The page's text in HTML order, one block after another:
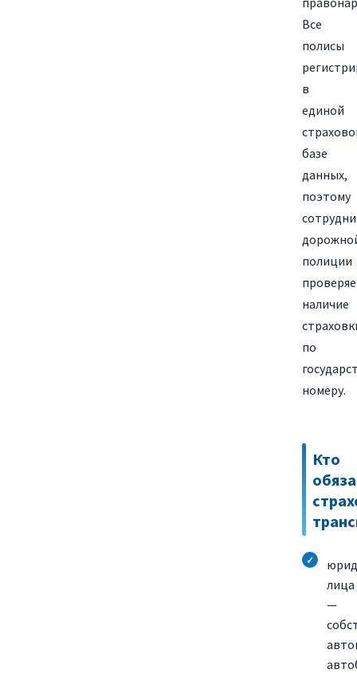
Все
полисы
в
единой
базе
данных,
поэтому
полиции
наличие
по
номеру.
Кто
лица
—